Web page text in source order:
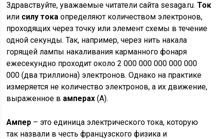
Здравствуйте, уважаемые читатели сайта sesaga.ru.Ток
или силу тока определяют количеством электронов,
проходящих через точку или элемент схемы в течение
одной секунды. Так, например, через нить накала
горящей лампы накаливания карманного фонаря
ежесекундно проходит около 2 000 000 000 000 000
000 (два триллиона) электронов. Однако на практике
измеряется не количество электронов, а их движение,
выраженное в амперах (А).
Ампер – это единица электрического тока, которую
так назвали в честь французского физика и